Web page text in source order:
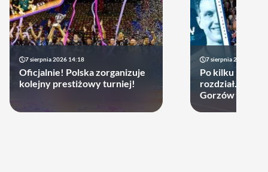
7 sierpnia 2026 14:18
Oficjalnie! Polska zorganizuje
kolejny prestiżowy turniej!
7 sierpnia 2026 13:49
Po kilku latach
rozdział.
Gorzów może